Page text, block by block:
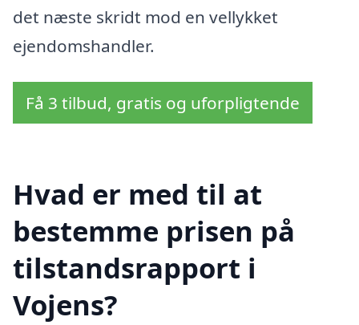
det næste skridt mod en vellykket
ejendomshandler.
Få 3 tilbud, gratis og uforpligtende
Hvad er med til at
bestemme prisen på
tilstandsrapport i
Vojens?